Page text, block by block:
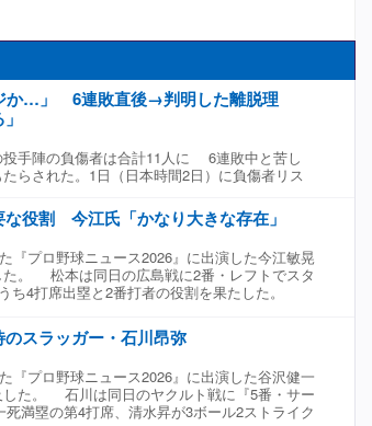
か…」 6連敗直後→判明した離脱理
投手陣の負傷者は合計11人に 6連敗中と苦し
らされた。1日（日本時間2日）に負傷者リス
。米メディアがこの件を報じると、SNS上の
クラインは今季、リリーフとして36試合に
かし7月に入ると5試合連続失点を喫するなど
でILに入っていた。今回の検査結果は突然の不調
てきた右腕の離脱はチームにとっても大きな
投手陣の負傷者が相次ぐ緊急事態に直面して
・グラテロルら合計11人がILに名を連ねてい
なかで、厳しい台所事情となった。 米スポー
のファビアン・アルダヤ記者は、MRI検査で肘
の対応を決めているところだと、リーグ関係
必要な場合は今季の残りが危機にさらされる
た地元メディア「ドジャース・ネーション」
役割 今江氏「かなり大きな存在」
『プロ野球ニュース2026』に出演した今江敏晃
た。 松本は同日の広島戦に2番・レフトでスタ
ち4打席出塁と2番打者の役割を果たした。
。右方向のヒットも狙いを定めて右へ打ちま
めると彼のリズム、スイングができている」
ンツは中軸の状態が良いので、前を打つバッ
えますから、かなり大きな存在ですよね」と話
ロ野球ニュース2026』
スラッガー・石川昂弥
『プロ野球ニュース2026』に出演した谷沢健一
した。 石川は同日のヤクルト戦に『5番・サー
満塁の第4打席、清水昇が3ボール2ストライク